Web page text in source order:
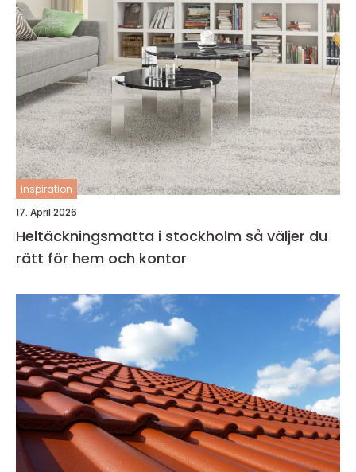
inspiration
17. April 2026
Heltäckningsmatta i stockholm så väljer du
rätt för hem och kontor